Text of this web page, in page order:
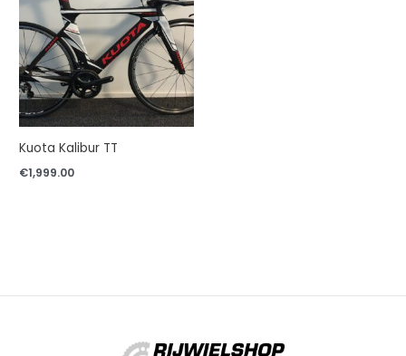
Kuota Kalibur TT
€1,999.00